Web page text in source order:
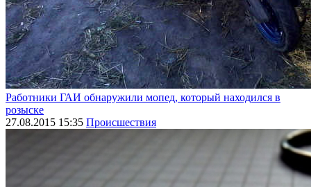
Работники ГАИ обнаружили мопед, который находился в
розыске
27.08.2015 15:35 Происшествия